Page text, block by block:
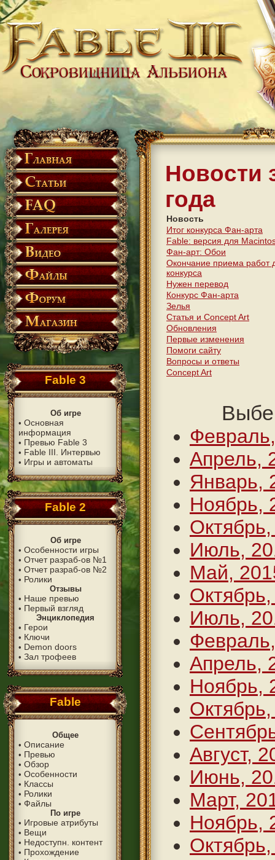
Fable 3
Об игре
• Основная
информация
• Превью Fable 3
• Fable III. Интервью
• Игры и автоматы
Fable 2
Об игре
• Особенности игры
• Отчет разраб-ов №1
• Отчет разраб-ов №2
• Ролики
Отзывы
• Наше превью
• Первый взгляд
Энциклопедия
• Герои
• Ключи
• Demon doors
• Зал трофеев
Fable
Общее
• Описание
• Превью
• Обзор
• Особенности
• Классы
• Ролики
• Файлы
По игре
• Игровые атрибуты
• Вещи
• Недоступн. контент
• Прохождение
Новости
года
Новость
Итог конкурса Фан-арта
Fable: версия для
Фан-арт: Обои
Окончание приема работ
конкурса
Нужен перевод
Конкурс Фан-арта
Зелья
Статья и Concept Art
Обновления
Первые изменения
Помоги сайту
Вопросы и ответы
Concept Art
Апрель,
Январь,
Ноябрь,
Июль,
Май,
Июль,
Апрель,
Ноябрь,
Август,
Июнь,
Март,
Ноябрь,